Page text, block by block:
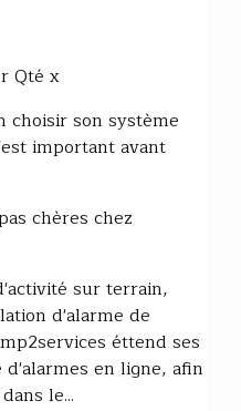
Qté x
choisir son système
important avant
chères chez
sur terrain,
d'alarme de
éttend ses
en ligne, afin
le...